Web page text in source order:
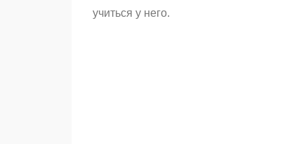
учиться у него.